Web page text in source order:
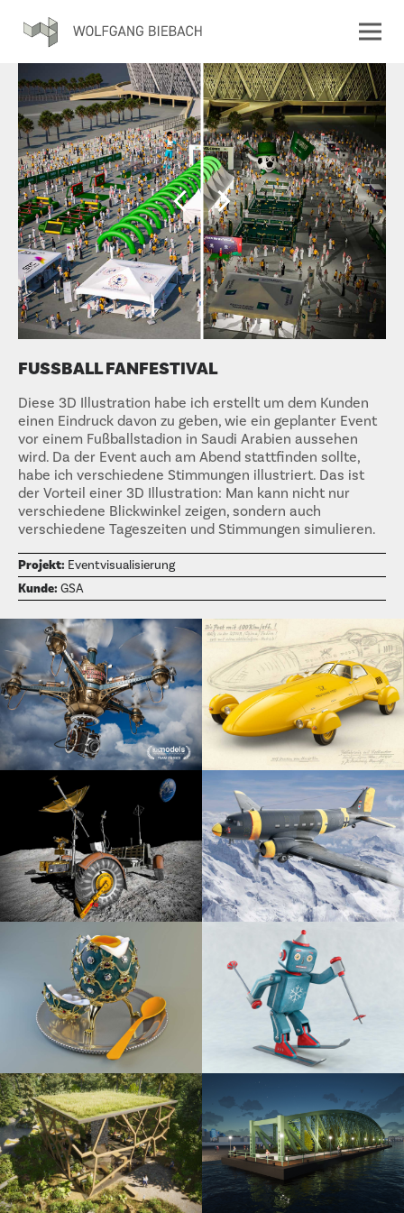
FUSSBALL FANFESTIVAL
Diese 3D Illustration habe ich erstellt um dem Kunden
einen Eindruck davon zu geben, wie ein geplanter Event
vor einem Fußballstadion in Saudi Arabien aussehen
wird. Da der Event auch am Abend stattfinden sollte,
habe ich verschiedene Stimmungen illustriert. Das ist
der Vorteil einer 3D Illustration: Man kann nicht nur
verschiedene Blickwinkel zeigen, sondern auch
verschiedene Tageszeiten und Stimmungen simulieren.
Projekt: Eventvisualisierung
Kunde: GSA